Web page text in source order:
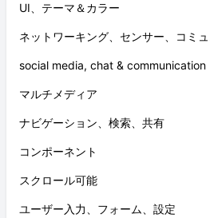
UI、テーマ＆カラー
ネットワーキング、センサー、コミ
social media, chat & communication
マルチメディア
ナビゲーション、検索、共有
コンポーネント
スクロール可能
ユーザー入力、フォーム、設定